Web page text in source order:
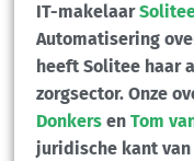
IT-makelaar
Automatisering
heeft Solitee haar
zorgsector. Onze
Donkers en Tom
juridische kant